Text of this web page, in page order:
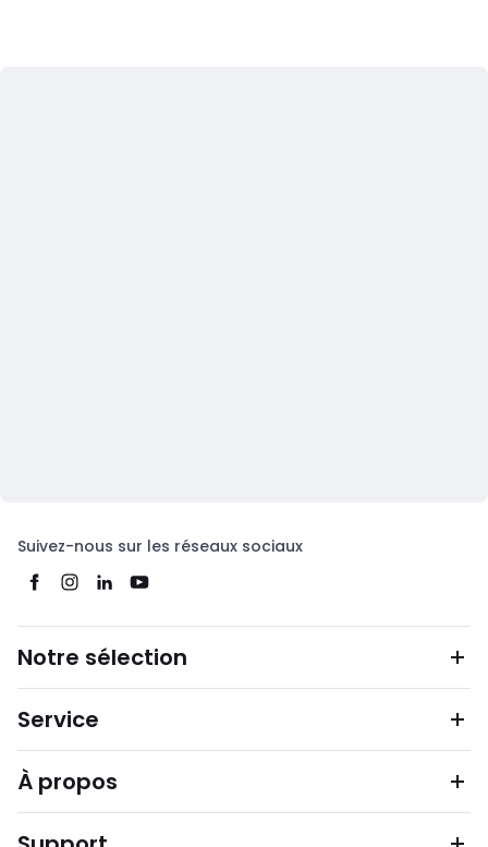
Suivez-nous sur les réseaux sociaux
Notre sélection
Service
À propos